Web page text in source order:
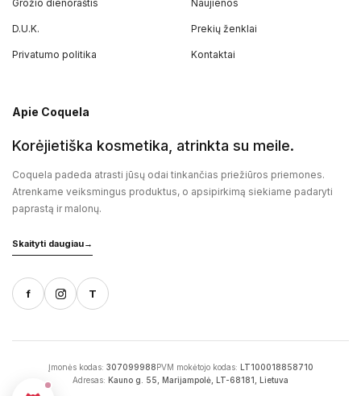
Grožio dienoraštis
D.U.K.
Privatumo politika
Naujienos
Prekių ženklai
Kontaktai
Apie Coquela
Korėjietiška kosmetika, atrinkta su meile.
Coquela padeda atrasti jūsų odai tinkančias priežiūros priemones.
Atrenkame veiksmingus produktus, o apsipirkimą siekiame padaryti
paprastą ir malonų.
Skaityti daugiau→
f T
Įmonės kodas: 307099988 PVM mokėtojo kodas:
LT100018858710
Adresas: Kauno g. 55, Marijampolė, LT-68181, Lietuva